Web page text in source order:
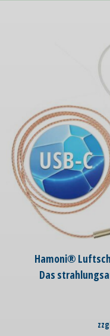
Hamoni®
Das